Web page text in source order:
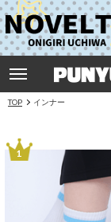
TOP インナー
1